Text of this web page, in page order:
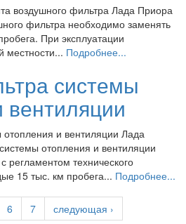
воздушного фильтра Лада Приора
фильтра необходимо заменять
При эксплуатации
местности... Подробнее...
системы
вентиляции
и вентиляции Лада
отопления и вентиляции
регламентом технического
15 тыс. км пробега... Подробнее...
6 7
следующая ›